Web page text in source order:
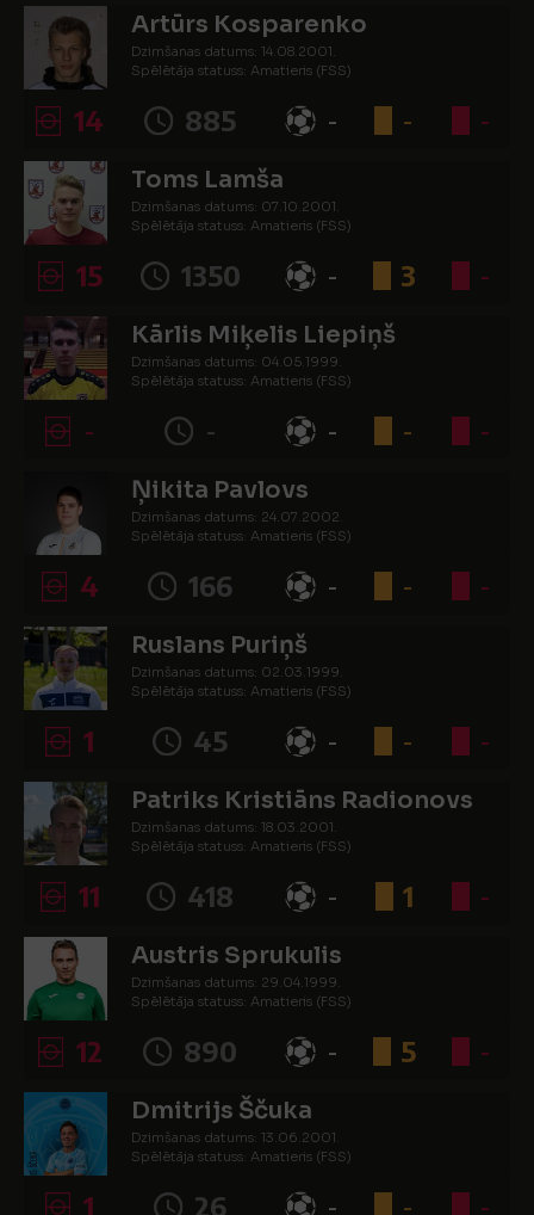
Artūrs Kosparenko
Dzimšanas datums: 14.08.2001.
Spēlētāja statuss: Amatieris (FSS)
14 885 - - -
Toms Lamša
Dzimšanas datums: 07.10.2001.
Spēlētāja statuss: Amatieris (FSS)
15 1350 - 3 -
Kārlis Miķelis Liepiņš
Dzimšanas datums: 04.05.1999.
Spēlētāja statuss: Amatieris (FSS)
- - - - -
Ņikita Pavlovs
Dzimšanas datums: 24.07.2002.
Spēlētāja statuss: Amatieris (FSS)
4 166 - - -
Ruslans Puriņš
Dzimšanas datums: 02.03.1999.
Spēlētāja statuss: Amatieris (FSS)
1 45 - - -
Patriks Kristiāns Radionovs
Dzimšanas datums: 18.03.2001.
Spēlētāja statuss: Amatieris (FSS)
11 418 - 1 -
Austris Sprukulis
Dzimšanas datums: 29.04.1999.
Spēlētāja statuss: Amatieris (FSS)
12 890 - 5 -
Dmitrijs Ščuka
Dzimšanas datums: 13.06.2001.
Spēlētāja statuss: Amatieris (FSS)
1 26 - - -